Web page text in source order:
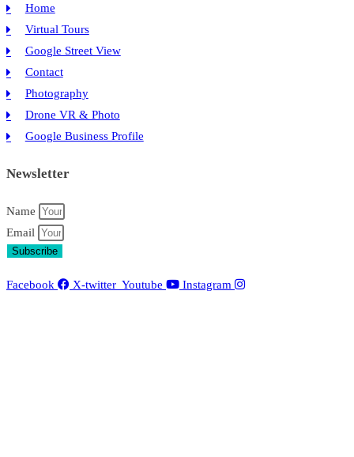
Home
Virtual Tours
Google Street View
Contact
Photography
Drone VR & Photo
Google Business Profile
Newsletter
Name
Email
Subscribe
Facebook X-twitter Youtube Instagram